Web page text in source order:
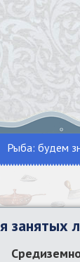
Рыба: будем
занятых